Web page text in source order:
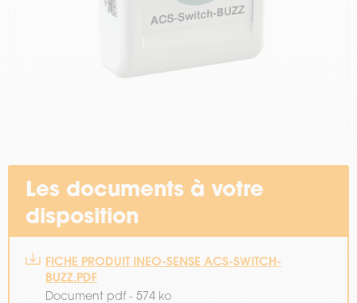
Les documents à votre
disposition
FICHE PRODUIT INEO-SENSE ACS-SWITCH-
BUZZ.PDF
Document pdf - 574 ko